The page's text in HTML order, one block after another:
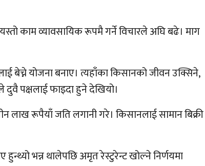
काम व्यावसायिक रूपमै गर्ने विचारले अघि बढे। माग
बेच्ने योजना बनाए। त्यहाँका किसानको जीवन उक्सिने,
पक्षलाई फाइदा हुने देखियो।
लाख रूपैयाँ जति लगानी गरे। किसानलाई सामान बिक्री
भन्न थालेपछि अमृत रेस्टुरेन्ट खोल्ने निर्णयमा